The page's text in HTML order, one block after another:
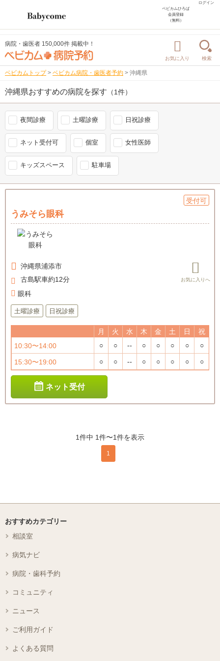
ログイン
ベビカムひろば
会員登録
（無料）
病院・歯医者 150,000件 掲載中！
お気に入り 検索
ベビカムトップ > ベビカム病院・歯医者予約 > 沖縄県
沖縄県おすすめの病院を探す （1件）
夜間診療 土曜診療 日祝診療
ネット受付可 個室 女性医師
キッズスペース 駐車場
受付可
うみそら眼科
沖縄県浦添市
古島駅車約12分
眼科
土曜診療 日祝診療
月 火 水 木 金 土 日
祝
10:30〜14:00
○ ○ -- ○ ○ ○ ○ ○
15:30〜19:00 ○ ○ -- ○ ○ ○ ○ ○
ネット受付
1件中 1件〜1件を表示
1
おすすめカテゴリー
相談室
病気ナビ
病院・歯科予約
コミュニティ
ニュース
ご利用ガイド
よくある質問